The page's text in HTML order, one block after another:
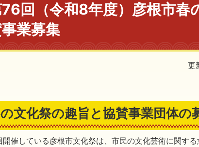
76回（令和8年度）彦根市春
業募集
更
文化祭の趣旨と協賛事業団体の
開催している彦根市文化祭は、市民の文化芸術に関す